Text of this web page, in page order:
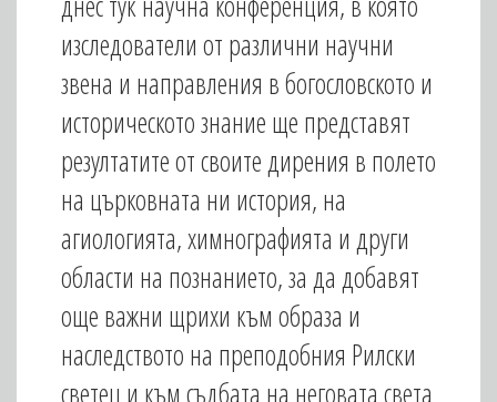
изследователи от различни научни
звена и направления в богословското и
историческото знание ще представят
резултатите от своите дирения в полето
на църковната ни история, на
агиологията, химнографията и други
области на познанието, за да добавят
още важни щрихи към образа и
наследството на преподобния Рилски
светец и към съдбата на неговата света